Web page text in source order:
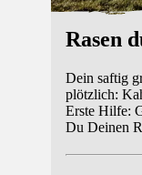
Rasen
Dein saftig
plötzlich:
Erste Hilfe:
Du Deinen